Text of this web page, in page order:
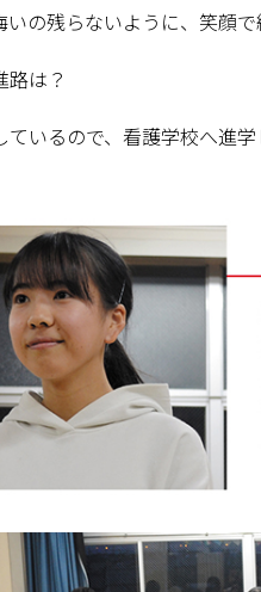
の残らないように、笑顔
路は？
ているので、看護学校へ進学